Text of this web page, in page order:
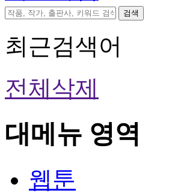
검색
최근검색어
전체삭제
대메뉴 영역
웹툰